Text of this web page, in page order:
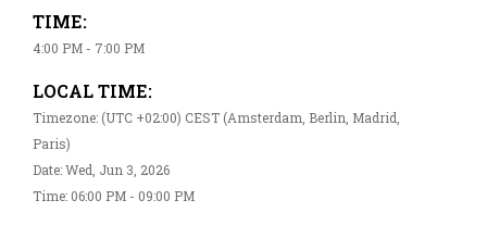
TIME:
4:00 PM - 7:00 PM
LOCAL TIME:
Timezone: (UTC +02:00) CEST (Amsterdam, Berlin, Madrid,
Paris)
Date: Wed, Jun 3, 2026
Time: 06:00 PM - 09:00 PM